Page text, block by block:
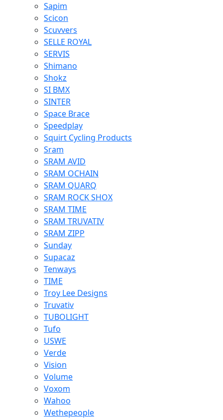
Sapim
Scicon
Scuvvers
SELLE ROYAL
SERVIS
Shimano
Shokz
SI BMX
SINTER
Space Brace
Speedplay
Squirt Cycling Products
Sram
SRAM AVID
SRAM OCHAIN
SRAM QUARQ
SRAM ROCK SHOX
SRAM TIME
SRAM TRUVATIV
SRAM ZIPP
Sunday
Supacaz
Tenways
TIME
Troy Lee Designs
Truvativ
TUBOLIGHT
Tufo
USWE
Verde
Vision
Volume
Voxom
Wahoo
Wethepeople